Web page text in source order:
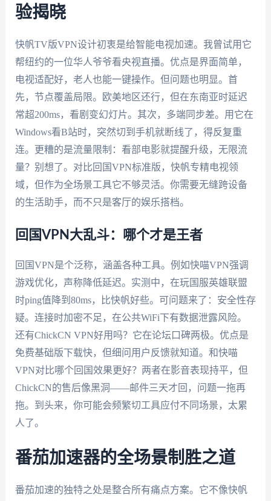
验揭晓
快帆TV版VPN设计初衷是给智能电视加速。我曾试用它
帮纽约的一位华人爷爷看央视直播。优点是界面简单，
电视适配好，老人也能一键操作。但问题也明显。首
先，节点覆盖局限。欧美地区还行，但在东南亚时延迟
常超200ms，看剧变幻灯片。其次，多端同步差。用它在
Windows看B站时，突然切到手机就断线了，得反复重
连。更糟的是流量限制：看部电影就提醒升级，无限流
量？别想了。对比回国VPN标准版，快帆专精电视领
域，但作为全场景工具它不够灵活。你需要无缝跨设备
的生活助手，而不只是客厅的娱乐搭档。
回国VPN大乱斗：哪个才是王者
回国VPN是个泛称，涵盖各种工具。例如快喵VPN强调
游戏优化，声称降低延迟。实测中，在玩国服英雄联盟
时ping值降到80ms，比快帆好些。可问题来了：安全性存
疑。连接时加密不足，在公共WiFi下有数据泄露风险。
还有ChickCN VPN好用吗？它在论坛口碑两极。优点是
免费基础版下载快，但细问用户反馈就知道。和快喵
VPN对比哪个回国效果更好？两者在影音表现持平，但
ChickCN的售后像黑洞——邮件三天才回，问题一拖再
拖。到头来，你可能会频繁切工具应付不同场景，太累
人了。
番茄加速器的全场景制胜之道
番茄加速的独特之处是整合所有痛点方案。它不像快帆